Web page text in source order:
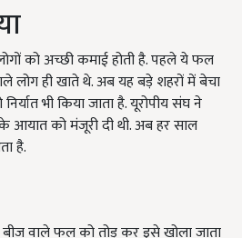
को अच्छी कमाई होती है. पहले ये फल
ही खाते थे. अब यह बड़े शहरों में बेचा
भी किया जाता है. यूरोपीय संघ ने
आयात को मंजूरी दी थी. अब हर साल
है.